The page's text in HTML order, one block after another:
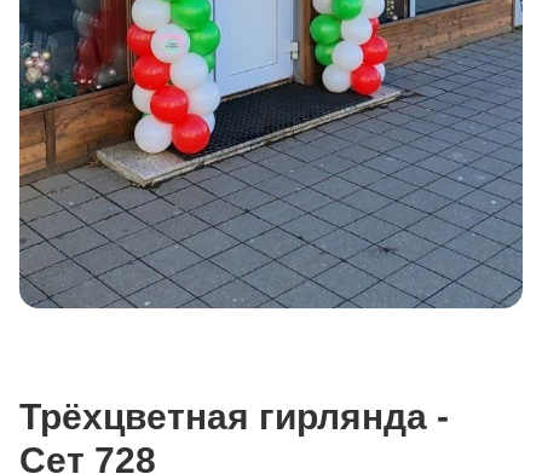
Трёхцветная гирлянда -
Сет 728